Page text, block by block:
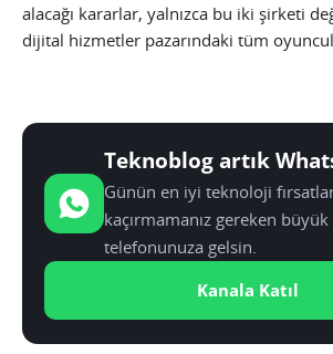
alacağı kararlar, yalnızca bu iki şirketi
dijital hizmetler pazarındaki tüm
Teknoblog artık
Günün en iyi teknoloji
kaçırmamanız gereken
telefonunuza gelsin.
Kanala Katıl